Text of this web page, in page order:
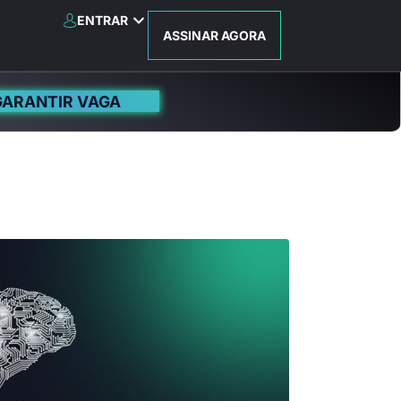
ENTRAR
ASSINAR AGORA
VAGA